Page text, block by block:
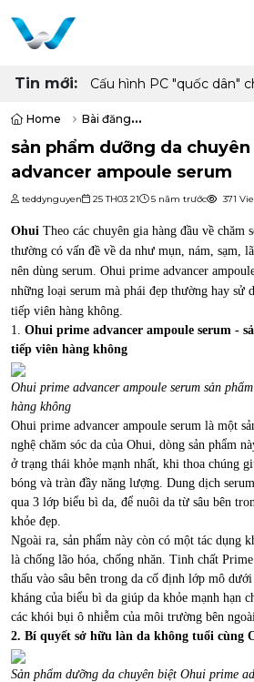
Tin mới:
Cấu hình PC "quốc dân"
Home
Bài đăng
sản phẩm dưỡng da chuyên biệt ohui
sản phẩm dưỡng da
advancer ampoule serum
teddynguyen 25 TH03 21 5 năm trước 371
Ohui Theo các chuyên gia hàng đầu về chăm
thường có vấn đề về da như mụn, nám, sạm,
nên dùng serum. Ohui prime advancer
những loại serum mà phái đẹp thường hay sử
tiếp viên hàng không.
1. Ohui prime advancer ampoule serum -
tiếp viên hàng không
Ohui prime advancer ampoule serum sản
hàng không
Ohui prime advancer ampoule serum là một
nghệ chăm sóc da của Ohui, dòng sản phẩm
ở trạng thái khỏe mạnh nhất, khi thoa chúng
bóng và tràn đầy năng lượng. Dung dịch
qua 3 lớp biểu bì da, để nuôi da từ sâu bên
khỏe đẹp.
Ngoài ra, sản phẩm này còn có một tác dụng
là chống lão hóa, chống nhăn. Tinh chất
thấu vào sâu bên trong da cố định lớp mô
kháng của biểu bì da giúp da khỏe mạnh hạn
các khói bụi ô nhiễm của môi trường bên
2. Bí quyết sở hữu làn da không tuổi cùng
Sản phẩm dưỡng da chuyên biệt Ohui prime